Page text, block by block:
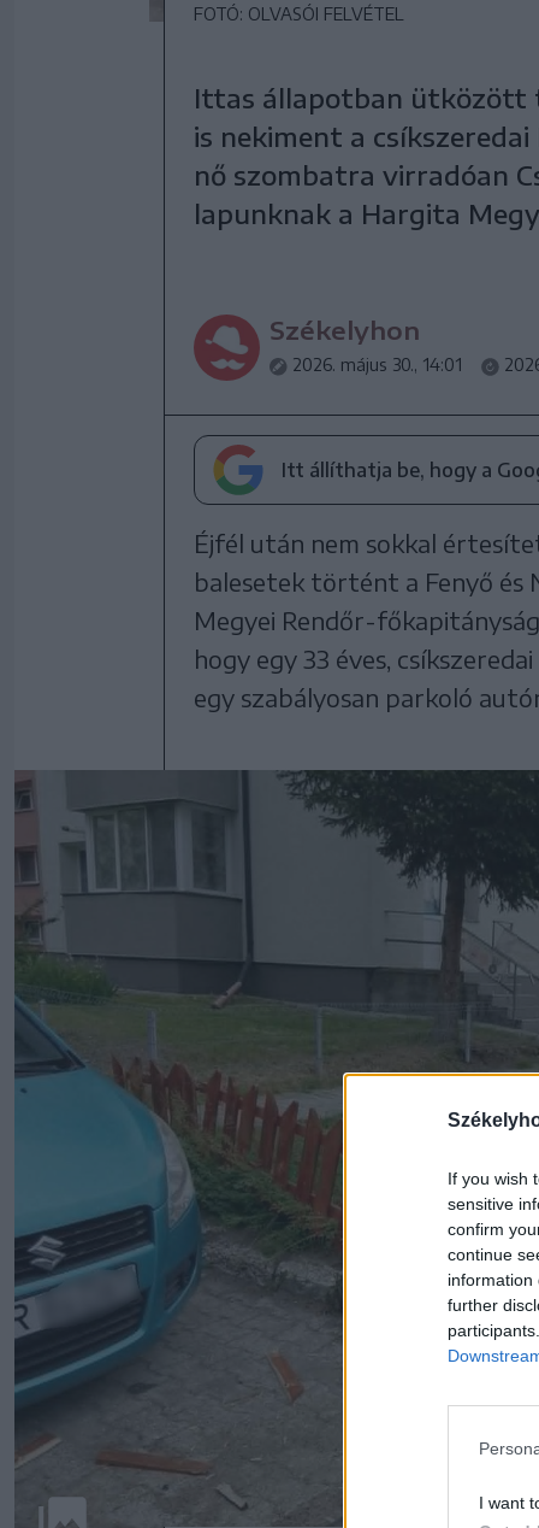
If you wish
sensitive
confirm
continue
information
further
I want
FOTÓ: OLVASÓI FELVÉTEL
Ittas állapotban ütközött
is nekiment a
nő szombatra virradóan
lapunknak a Hargita
Székelyhon
2026. május 30., 14:01
Itt állíthatja be, hogy a
Éjfél után nem sokkal
balesetek történt a Fenyő és
Megyei Rendőr-
hogy egy 33 éves,
egy szabályosan parkoló